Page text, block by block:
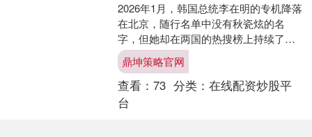
2026年1月，韩国总统李在明的专机降落
在北京，随行名单中没有秋瓷炫的名
字，但她却在两国的热搜榜上持续了三
天。 这并非因为她有新剧、代言，甚至
也不是因为她做了什....
鼎坤策略官网
查看： 73 分类： 在线配资炒股平
台